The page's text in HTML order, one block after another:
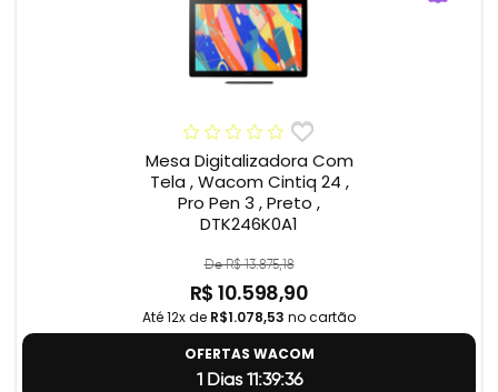
Mesa Digitalizadora Com
Tela , Wacom Cintiq 24 ,
Pro Pen 3 , Preto ,
DTK246K0A1
De R$ 13.875,18
R$ 10.598,90
Até 12x de R$1.078,53 no cartão
OFERTAS WACOM
1 Dias 11:39:35